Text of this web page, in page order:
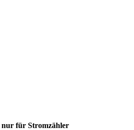
für Stromzähler